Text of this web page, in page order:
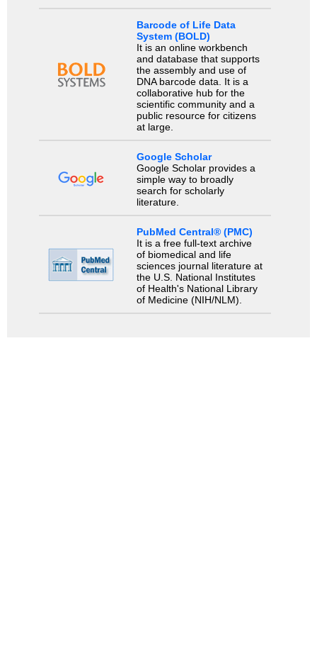
Barcode of Life Data
System (BOLD)
It is an online workbench
and database that supports
the assembly and use of
DNA barcode data. It is a
collaborative hub for the
scientific community and a
public resource for citizens
at large.
Google Scholar
Google Scholar provides a
simple way to broadly
search for scholarly
literature.
PubMed Central® (PMC)
It is a free full-text archive
of biomedical and life
sciences journal literature at
the U.S. National Institutes
of Health's National Library
of Medicine (NIH/NLM).